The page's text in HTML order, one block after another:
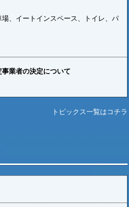
、イートインスペース、トイレ、パ
業者の決定について
トピックス一覧はコチラ